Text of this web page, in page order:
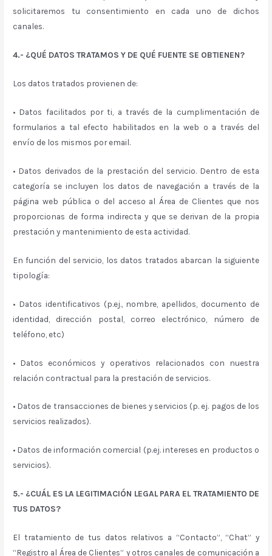
solicitaremos tu consentimiento en cada uno de dichos
canales.
4.- ¿QUÉ DATOS TRATAMOS Y DE QUÉ FUENTE SE OBTIENEN?
Los datos tratados provienen de:
• Datos facilitados por ti, a través de la cumplimentación de
formularios a tal efecto habilitados en la web o a través del
envío de los mismos por email.
• Datos derivados de la prestación del servicio. Dentro de esta
categoría se incluyen los datos de navegación a través de la
página web pública o del acceso al Área de Clientes que nos
proporcionas de forma indirecta y que se derivan de la propia
prestación y mantenimiento de esta actividad.
En función del servicio, los datos tratados abarcan la siguiente
tipología:
• Datos identificativos (p.ej., nombre, apellidos, documento de
identidad, dirección postal, correo electrónico, número de
teléfono, etc)
• Datos económicos y operativos relacionados con nuestra
relación contractual para la prestación de servicios.
• Datos de transacciones de bienes y servicios (p. ej. pagos de los
servicios realizados).
• Datos de información comercial (p.ej. intereses en productos o
servicios).
5.- ¿CUÁL ES LA LEGITIMACIÓN LEGAL PARA EL TRATAMIENTO DE
TUS DATOS?
El tratamiento de tus datos relativos a “Contacto”, “Chat” y
“Registro al Área de Clientes” y otros canales de comunicación a